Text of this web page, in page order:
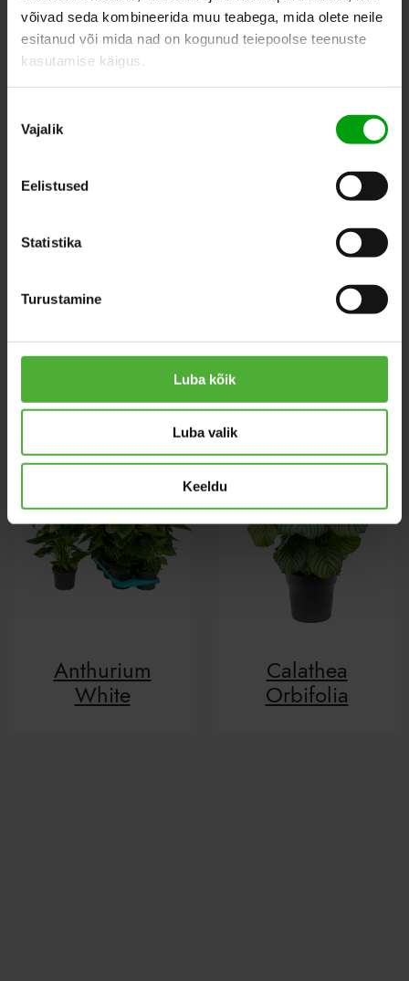
võivad seda kombineerida muu teabega, mida olete neile
esitanud või mida nad on kogunud teiepoolse teenuste
kasutamise käigus.
valik
Vajalik
Eelistused
Statistika
Turustamine
Luba kõik
Luba valik
Keeldu
Tassmania
Olea Europaea
Anthurium
White
Calathea
Orbifolia